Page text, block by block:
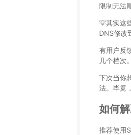
限制无法
💡其实这
DNS修改
有用户反
几个档次
下次当你
法。毕竟
如何
推荐使用